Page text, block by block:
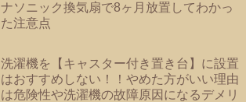
ナソニック換気扇で8ヶ月放置してわかっ
た注意点
洗濯機を【キャスター付き置き台】に設置
はおすすめしない！！やめた方がいい理由
は危険性や洗濯機の故障原因になるデメリ